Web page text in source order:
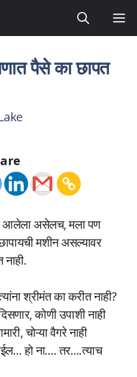
पैसे का छापत
आलेला असेलच, मला पण
मशीन असल्यावर
श्रीमंत का करीत नाही?
कोणी उपाशी नाही
चोऱ्या वैगरे नाही
हो ना…. तर….त्याच